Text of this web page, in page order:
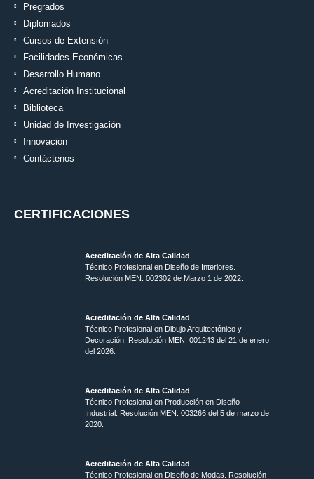
Pregrados
Diplomados
Cursos de Extensión
Facilidades Económicas
Desarrollo Humano
Acreditación Institucional
Biblioteca
Unidad de Investigación
Innovación
Contáctenos
CERTIFICACIONES
Acreditación de Alta Calidad
Técnico Profesional en Diseño de Interiores.
Resolución MEN. 002302 de Marzo 1 de 2022.
Acreditación de Alta Calidad
Técnico Profesional en Dibujo Arquitectónico y
Decoración. Resolución MEN. 001243 del 21 de enero
del 2026.
Acreditación de Alta Calidad
Técnico Profesional en Producción en Diseño
Industrial. Resolución MEN. 003266 del 5 de marzo de
2020.
Acreditación de Alta Calidad
Técnico Profesional en Diseño de Modas. Resolución